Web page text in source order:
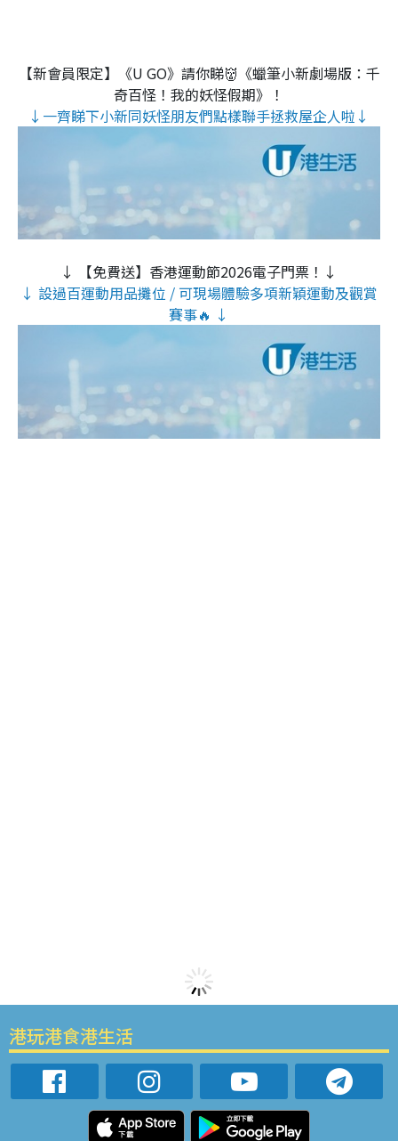
【新會員限定】《U GO》請你睇👹《蠟筆小新劇場版：千
奇百怪！我的妖怪假期》！
↓一齊睇下小新同妖怪朋友們點樣聯手拯救屋企人啦↓
↓ 【免費送】香港運動節2026電子門票！↓
↓ 設過百運動用品攤位 / 可現場體驗多項新穎運動及觀賞
賽事🔥 ↓
港玩港食港生活